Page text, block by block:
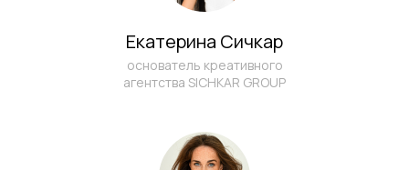
Екатерина Сичкар
основатель креативного
агентства SICHKAR GROUP